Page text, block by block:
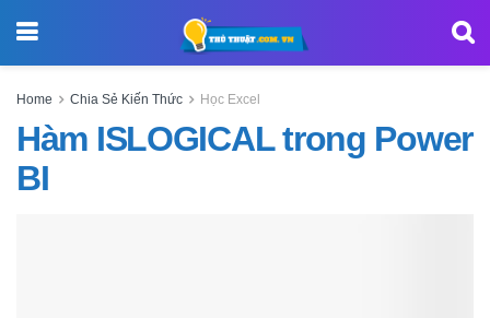
Home Chia Sẻ Kiến Thức Học Excel
Hàm ISLOGICAL trong Power
BI